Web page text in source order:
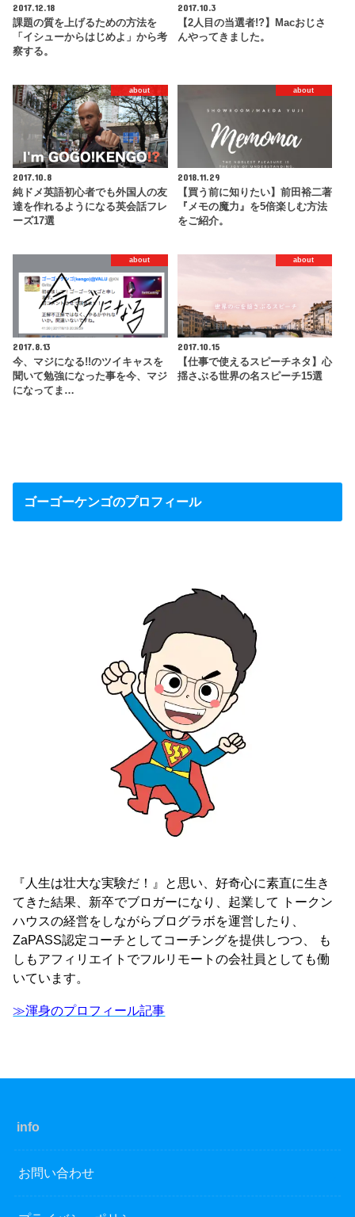
2017.12.18
課題の質を上げるための方法を
「イシューからはじめよ」から考
察する。
2017.10.3
【2人目の当選者!?】Macおじさ
んやってきました。
about
2017.10.8
純ドメ英語初心者でも外国人の友
達を作れるようになる英会話フレ
ーズ17選
about
2018.11.29
【買う前に知りたい】前田裕二著
『メモの魔力』を5倍楽しむ方法
をご紹介。
about
2017.8.13
今、マジになる!!のツイキャスを
聞いて勉強になった事を今、マジ
になってま…
about
2017.10.15
【仕事で使えるスピーチネタ】心
揺さぶる世界の名スピーチ15選
ゴーゴーケンゴのプロフィール
『人生は壮大な実験だ！』と思い、好奇心に素直に生き
てきた結果、新卒でブロガーになり、起業して トークン
ハウスの経営をしながらブログラボを運営したり、
ZaPASS認定コーチとしてコーチングを提供しつつ、 も
しもアフィリエイトでフルリモートの会社員としても働
いています。
≫渾身のプロフィール記事
info
お問い合わせ